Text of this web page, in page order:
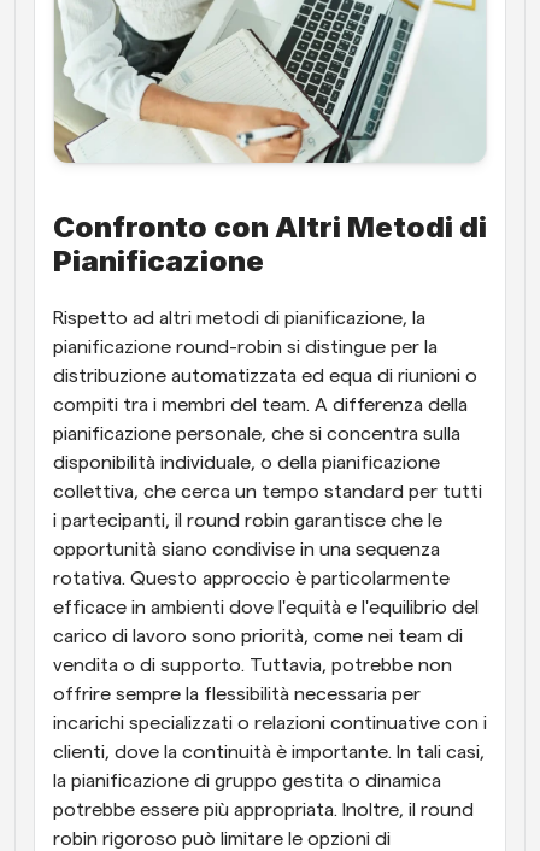
Confronto con Altri Metodi di
Pianificazione
Rispetto ad altri metodi di pianificazione, la
pianificazione round-robin si distingue per la
distribuzione automatizzata ed equa di riunioni o
compiti tra i membri del team. A differenza della
pianificazione personale, che si concentra sulla
disponibilità individuale, o della pianificazione
collettiva, che cerca un tempo standard per tutti
i partecipanti, il round robin garantisce che le
opportunità siano condivise in una sequenza
rotativa. Questo approccio è particolarmente
efficace in ambienti dove l'equità e l'equilibrio del
carico di lavoro sono priorità, come nei team di
vendita o di supporto. Tuttavia, potrebbe non
offrire sempre la flessibilità necessaria per
incarichi specializzati o relazioni continuative con i
clienti, dove la continuità è importante. In tali casi,
la pianificazione di gruppo gestita o dinamica
potrebbe essere più appropriata. Inoltre, il round
robin rigoroso può limitare le opzioni di